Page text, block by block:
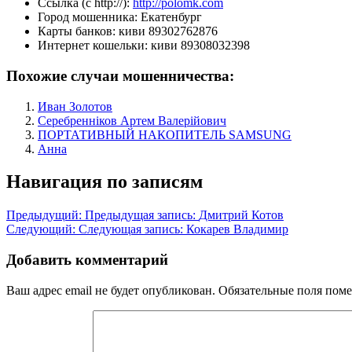
Ссылка (с http://): http://polomk.com
Город мошенника: Екатенбург
Карты банков: киви 89302762876
Интернет кошельки: киви 89308032398
Похожие случаи мошенничества:
Иван Золотов
Серебренніков Артем Валерійович
ПОРТАТИВНЫЙ НАКОПИТЕЛЬ SAMSUNG
Анна
Навигация по записям
Предыдущий: Предыдущая запись: Дмитрий Котов
Следующий: Следующая запись: Кокарев Владимир
Добавить комментарий
Ваш адрес email не будет опубликован. Обязательные поля